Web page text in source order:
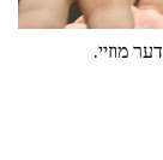
מוזיי.